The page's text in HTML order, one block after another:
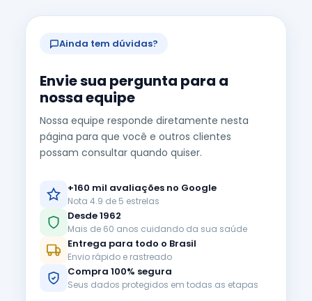
Ainda tem dúvidas?
Envie sua pergunta para a
nossa equipe
Nossa equipe responde diretamente nesta
página para que você e outros clientes
possam consultar quando quiser.
+160 mil avaliações no Google
Nota 4.9 de 5 estrelas
Desde 1962
Mais de 60 anos cuidando da sua saúde
Entrega para todo o Brasil
Envio rápido e rastreado
Compra 100% segura
Seus dados protegidos em todas as etapas